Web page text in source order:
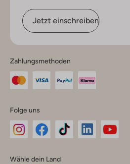
Jetzt einschreiben
Zahlungsmethoden
Folge uns
Wähle dein Land